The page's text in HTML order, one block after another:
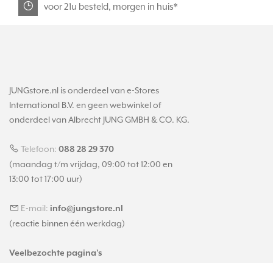
voor 21u besteld, morgen in huis*
JUNGstore.nl is onderdeel van e-Stores
International B.V. en geen webwinkel of
onderdeel van Albrecht JUNG GMBH & CO. KG.
Telefoon: 088 28 29 370
(maandag t/m vrijdag, 09:00 tot 12:00 en
13:00 tot 17:00 uur)
E-mail: info@jungstore.nl
(reactie binnen één werkdag)
Veelbezochte pagina's